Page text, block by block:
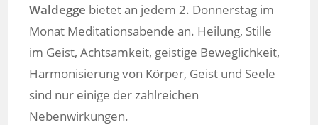
Waldegge bietet an jedem 2. Donnerstag im
Monat Meditationsabende an. Heilung, Stille
im Geist, Achtsamkeit, geistige Beweglichkeit,
Harmonisierung von Körper, Geist und Seele
sind nur einige der zahlreichen
Nebenwirkungen.